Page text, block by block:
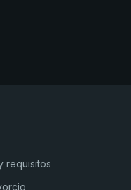
requisitos